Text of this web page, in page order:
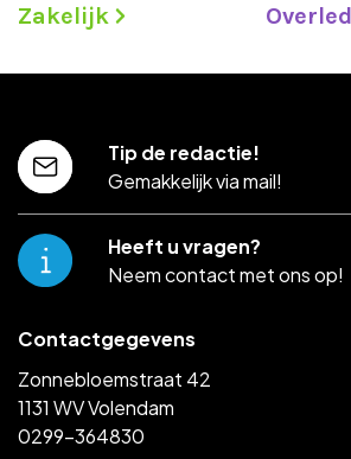
Zakelijk
Contactgegevens
Zonnebloemstraat 42
1131 WV Volendam
0299-364830
Tip de redactie!
Gemakkelijk via mail!
Heeft u vragen?
Neem contact met ons op!